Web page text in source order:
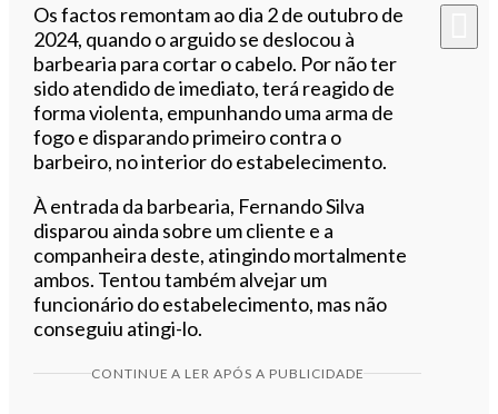
Os factos remontam ao dia 2 de outubro de
2024, quando o arguido se deslocou à
barbearia para cortar o cabelo. Por não ter
sido atendido de imediato, terá reagido de
forma violenta, empunhando uma arma de
fogo e disparando primeiro contra o
barbeiro, no interior do estabelecimento.
À entrada da barbearia, Fernando Silva
disparou ainda sobre um cliente e a
companheira deste, atingindo mortalmente
ambos. Tentou também alvejar um
funcionário do estabelecimento, mas não
conseguiu atingi-lo.
CONTINUE A LER APÓS A PUBLICIDADE